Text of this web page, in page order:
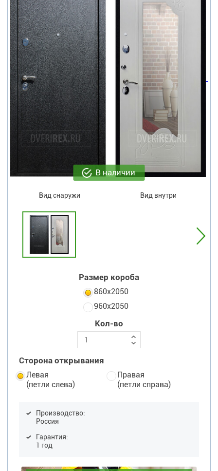
В наличии
Вид снаружи Вид внутри
Размер короба
860х2050
960х2050
Кол-во
Сторона открывания
Левая
(петли слева)
Правая
(петли справа)
Производство:
Россия
Гарантия:
1 год